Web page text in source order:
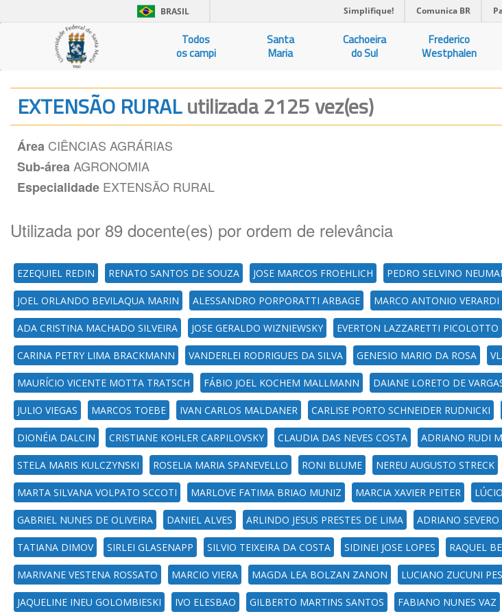
BRASIL Simplifique! Comunica BR
Todos
os campi
Santa
Maria
Cachoeira
do Sul
Frederico
Westphalen
EXTENSÃO RURALutilizada 2125 vez(es)
Área CIÊNCIAS AGRÁRIAS
Sub-área AGRONOMIA
Especialidade EXTENSÃO RURAL
Utilizada por 89 docente(es) por ordem de relevância
EZEQUIEL REDIN RENATO SANTOS DE SOUZA JOSE MARCOS FROEHLICH PEDRO SELVINO
JOEL ORLANDO BEVILAQUA MARIN ALESSANDRO PORPORATTI ARBAGE MARCO ANTONIO VERARDI
ADA CRISTINA MACHADO SILVEIRA JOSE GERALDO WIZNIEWSKY EVERTON LAZZARETTI PICOLOTTO
CARINA PETRY LIMA BRACKMANN VANDERLEI RODRIGUES DA SILVA GENESIO MARIO DA ROSA
MAURÍCIO VICENTE MOTTA TRATSCH FÁBIO JOEL KOCHEM MALLMANN DAIANE LORETO DE
JULIO VIEGAS MARCOS TOEBE IVAN CARLOS MALDANER CARLISE PORTO SCHNEIDER RUDNICKI
DIONÉIA DALCIN CRISTIANE KOHLER CARPILOVSKY CLAUDIA DAS NEVES COSTA ADRIANO RUDI
STELA MARIS KULCZYNSKI ROSELIA MARIA SPANEVELLO RONI BLUME NEREU AUGUSTO STRECK
MARTA SILVANA VOLPATO SCCOTI MARLOVE FATIMA BRIAO MUNIZ MARCIA XAVIER PEITER
GABRIEL NUNES DE OLIVEIRA DANIEL ALVES ARLINDO JESUS PRESTES DE LIMA ADRIANO SEVERO
TATIANA DIMOV SIRLEI GLASENAPP SILVIO TEIXEIRA DA COSTA SIDINEI JOSE LOPES RAQUEL
MARIVANE VESTENA ROSSATO MARCIO VIERA MAGDA LEA BOLZAN ZANON LUCIANO ZUCUNI PES
JAQUELINE INEU GOLOMBIESKI IVO ELESBAO GILBERTO MARTINS SANTOS FABIANO NUNES VAZ